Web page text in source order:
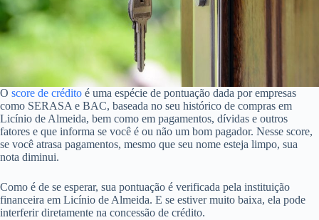
O score de crédito é uma espécie de pontuação dada por empresas
como SERASA e BAC, baseada no seu histórico de compras em
Licínio de Almeida, bem como em pagamentos, dívidas e outros
fatores e que informa se você é ou não um bom pagador. Nesse score,
se você atrasa pagamentos, mesmo que seu nome esteja limpo, sua
nota diminui.
Como é de se esperar, sua pontuação é verificada pela instituição
financeira em Licínio de Almeida. E se estiver muito baixa, ela pode
interferir diretamente na concessão de crédito.